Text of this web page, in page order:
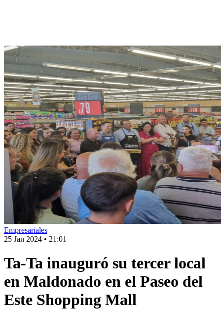
Empresariales
25 Jan 2024 • 21:01
Ta-Ta inauguró su tercer local
en Maldonado en el Paseo del
Este Shopping Mall